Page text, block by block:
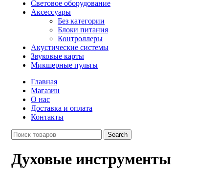
Световое оборудование
Аксессуары
Без категории
Блоки питания
Контроллеры
Акустические системы
Звуковые карты
Микшерные пульты
Главная
Магазин
О нас
Доставка и оплата
Контакты
Search
Духовые инструменты